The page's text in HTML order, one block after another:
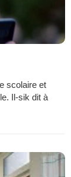
scolaire et
Il-sik dit à